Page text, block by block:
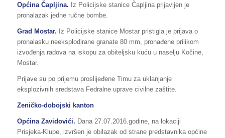
Općina Čapljina. Iz Policijske stanice Čapljina prijavljen je
pronalazak jedne ručne bombe.
Grad Mostar. Iz Policijske stanice Mostar pristigla je prijava o
pronalasku neeksplodirane granate 80 mm, pronađene prilikom
izvođenja radova na iskopu za obiteljsku kuću u naselju Kočine,
Mostar.
Prijave su po prijemu proslijeđene Timu za uklanjanje
eksplozivnih sredstava Fedralne uprave civilne zaštite.
Zeničko-dobojski kanton
Općina Zavidovići. Dana 27.07.2016.godine, na lokaciji
Prisjeka-Klupe, izvršen je obilazak od strane predstavnika općine